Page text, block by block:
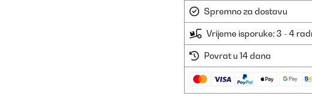
Spremno za dostavu
Vrijeme isporuke: 3 - 4
Povrat u 14 dana